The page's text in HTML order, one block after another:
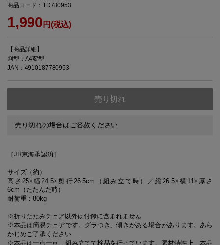
商品コード：TD780953
1,990 円(税込)
【商品詳細】
判型：A4変型
JAN：4910187780953
売り切れ
売り切れの場合はご容赦ください
［JR東海承認済］
サイズ（約）
高さ25×幅24.5×奥行26.5cm（組み立て時）／縦26.5×横11×厚さ
6cm（たたんだ時）
耐荷重：80kg
※折りたたみチェア以外は付録に含まれません
※本品は簡易チェアです。グラつき、傾きがある場合があります。あら
かじめご了承ください
※本品は一点一点、組み立てて検品を行っています。素材特性上、本品